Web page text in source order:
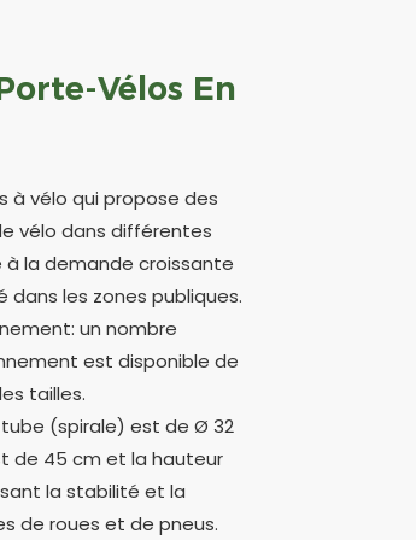
Vélos En
à vélo qui propose des
vélo dans différentes
la demande croissante
les zones publiques.
un nombre
est disponible de
tailles.
(spirale) est de Ø 32
de 45 cm et la hauteur
la stabilité et la
de roues et de pneus.